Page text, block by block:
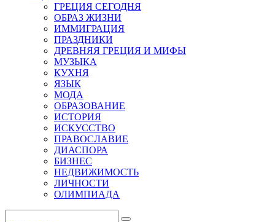
ГРЕЦИЯ СЕГОДНЯ
ОБРАЗ ЖИЗНИ
ИММИГРАЦИЯ
ПРАЗДНИКИ
ДРЕВНЯЯ ГРЕЦИЯ И МИФЫ
МУЗЫКА
КУХНЯ
ЯЗЫК
МОДА
ОБРАЗОВАНИЕ
ИСТОРИЯ
ИСКУССТВО
ПРАВОСЛАВИЕ
ДИАСПОРА
БИЗНЕС
НЕДВИЖИМОСТЬ
ЛИЧНОСТИ
ОЛИМПИАДА